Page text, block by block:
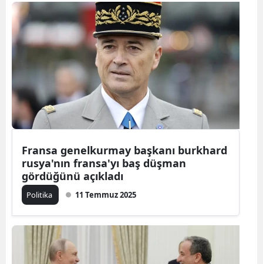
Fransa genelkurmay başkanı burkhard
rusya'nın fransa'yı baş düşman
gördüğünü açıkladı
Politika 11 Temmuz 2025